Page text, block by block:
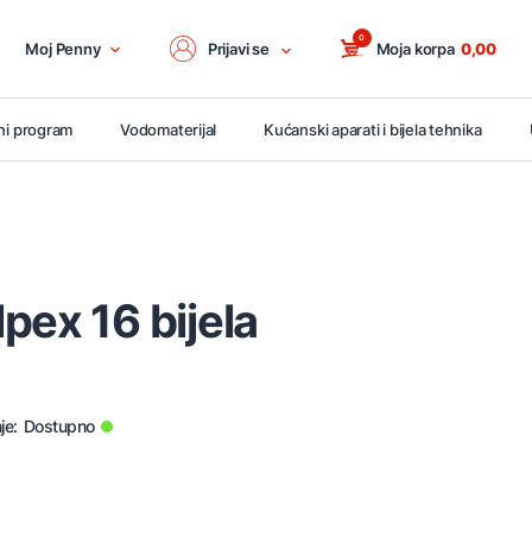
Moj Penny Prijavi se Moja korpa
0
0,00
program Vodomaterijal Kućanski aparati i bijela tehnika
16 bijela
Dostupno